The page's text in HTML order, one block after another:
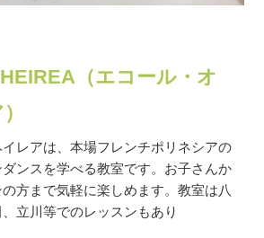
（エコール・オ
）
レアは、本場フレンチポリネシアの
ンスを学べる教室です。お子さんか
方まで気軽に楽しめます。教室は八
立川等でのレッスンもあり